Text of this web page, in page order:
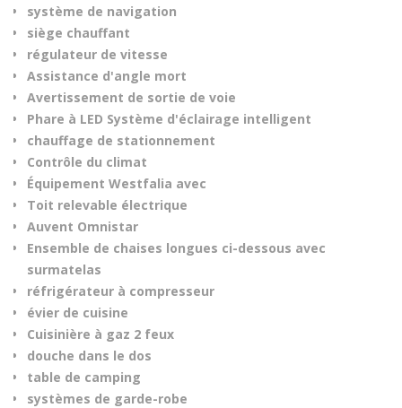
système de navigation
siège chauffant
régulateur de vitesse
Assistance d'angle mort
Avertissement de sortie de voie
Phare à LED Système d'éclairage intelligent
chauffage de stationnement
Contrôle du climat
Équipement Westfalia avec
Toit relevable électrique
Auvent Omnistar
Ensemble de chaises longues ci-dessous avec
surmatelas
réfrigérateur à compresseur
évier de cuisine
Cuisinière à gaz 2 feux
douche dans le dos
table de camping
systèmes de garde-robe